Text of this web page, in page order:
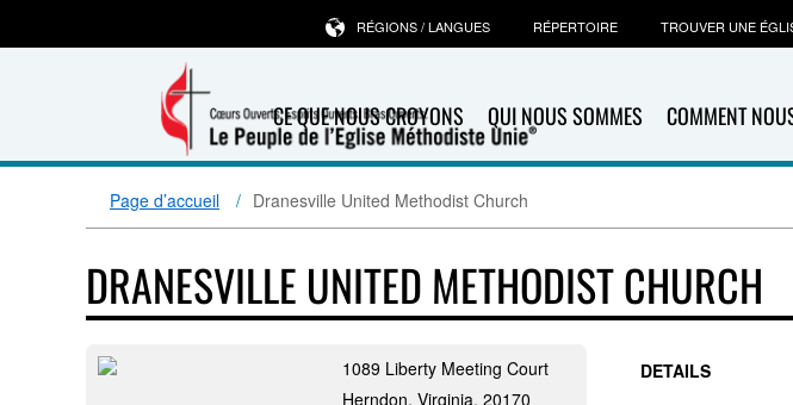
CE QUE NOUS CROYONS QUI NOUS SOMMES COMMENT
RÉGIONS / LANGUES RÉPERTOIRE TROUVER UNE
Page d’accueil Dranesville United Methodist Church
DRANESVILLE UNITED METHODIST CHURCH
1089 Liberty Meeting Court
Herndon, Virginia, 20170
DETAILS